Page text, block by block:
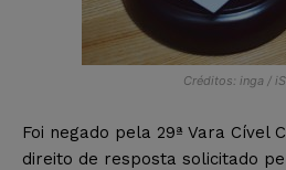
Créditos: inga /
Foi negado pela 29ª Vara Cível
direito de resposta solicitado